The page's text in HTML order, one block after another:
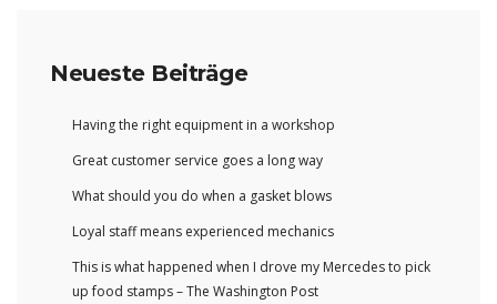
Neueste Beiträge
Having the right equipment in a workshop
Great customer service goes a long way
What should you do when a gasket blows
Loyal staff means experienced mechanics
This is what happened when I drove my Mercedes to pick
up food stamps – The Washington Post